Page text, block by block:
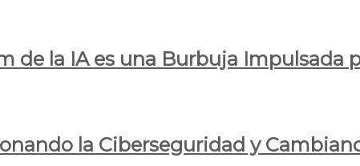
de la IA es una Burbuja Impulsada
la Ciberseguridad y